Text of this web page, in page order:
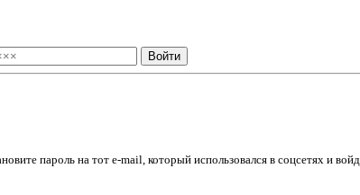
пароль на тот e-mail, который использовался в соцсетях и